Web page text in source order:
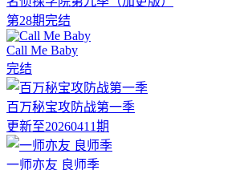
第28期完结
Call Me Baby
完结
百万秘宝攻防战第一季
更新至20260411期
一师亦友 良师季